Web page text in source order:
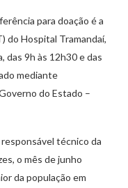
para doação é a
do Hospital Tramandaí,
das 9h às 12h30 e das
mediante
do Estado –
técnico da
o mês de junho
da população em